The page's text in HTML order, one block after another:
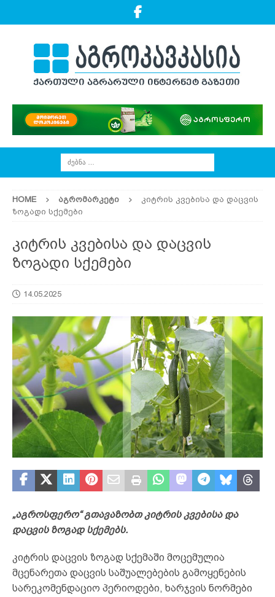
HOME ᲐᲒᲠᲝᲛᲐᲠᲙᲔᲢᲘ
კიტრის კვებისა და დაცვის
ზოგადი სქემები
კიტრის კვებისა და დაცვის
ზოგადი სქემები
14.05.2025
„აგროსფერო“ გთავაზობთ კიტრის კვებისა და
დაცვის ზოგად სქემებს.
კიტრის დაცვის ზოგად სქემაში მოცემულია
მცენარეთა დაცვის საშუალებების გამოყენების
სარეკომენდაციო პერიოდები, ხარჯვის ნორმები